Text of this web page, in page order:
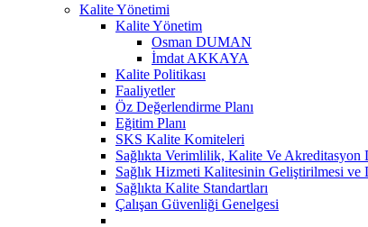
Kalite Yönetimi
Kalite Yönetim
Osman DUMAN
İmdat AKKAYA
Kalite Politikası
Faaliyetler
Öz Değerlendirme Planı
Eğitim Planı
SKS Kalite Komiteleri
Sağlıkta Verimlilik, Kalite Ve Akreditasyon
Sağlık Hizmeti Kalitesinin Geliştirilmesi
Sağlıkta Kalite Standartları
Çalışan Güvenliği Genelgesi